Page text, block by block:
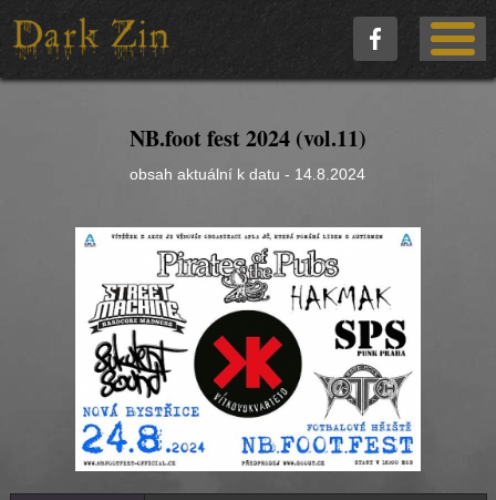
NB.foot fest 2024 (vol.11)
obsah aktuální k datu - 14.8.2024